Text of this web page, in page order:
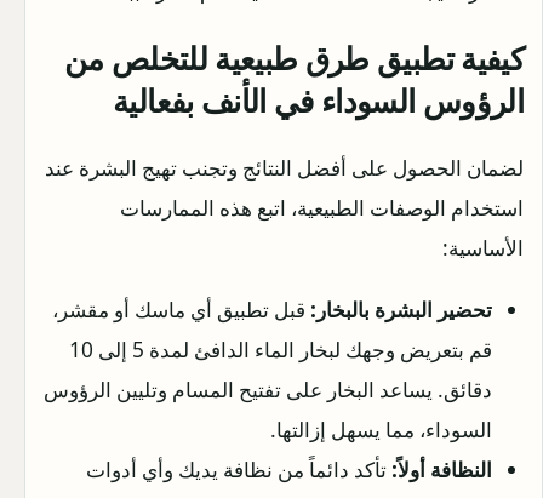
كيفية تطبيق طرق طبيعية للتخلص من
الرؤوس السوداء في الأنف بفعالية
لضمان الحصول على أفضل النتائج وتجنب تهيج البشرة عند
استخدام الوصفات الطبيعية، اتبع هذه الممارسات
الأساسية:
تحضير البشرة بالبخار: قبل تطبيق أي ماسك أو مقشر،
قم بتعريض وجهك لبخار الماء الدافئ لمدة 5 إلى 10
دقائق. يساعد البخار على تفتيح المسام وتليين الرؤوس
السوداء، مما يسهل إزالتها.
النظافة أولاً: تأكد دائماً من نظافة يديك وأي أدوات